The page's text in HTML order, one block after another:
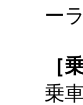
ー
［
乗